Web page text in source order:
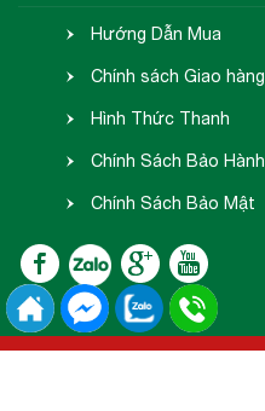
Hướng Dẫn Mua
Hàng
Chính sách Giao hàng
- Nhận hàng
Hình Thức Thanh
Toán
Chính Sách Bảo Hành
- Đổi Trả
Chính Sách Bảo Mật
Thông Tin